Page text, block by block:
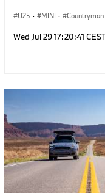
U25 · MINI · Countryman
Wed Jul 29 17:20:41